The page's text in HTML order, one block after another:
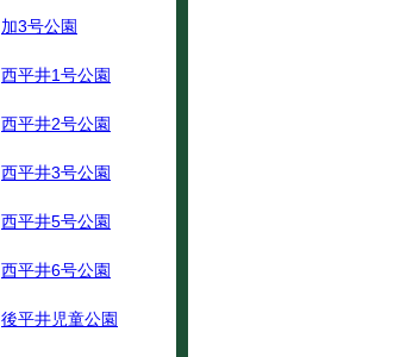
加3号公園
西平井1号公園
西平井2号公園
西平井3号公園
西平井5号公園
西平井6号公園
後平井児童公園